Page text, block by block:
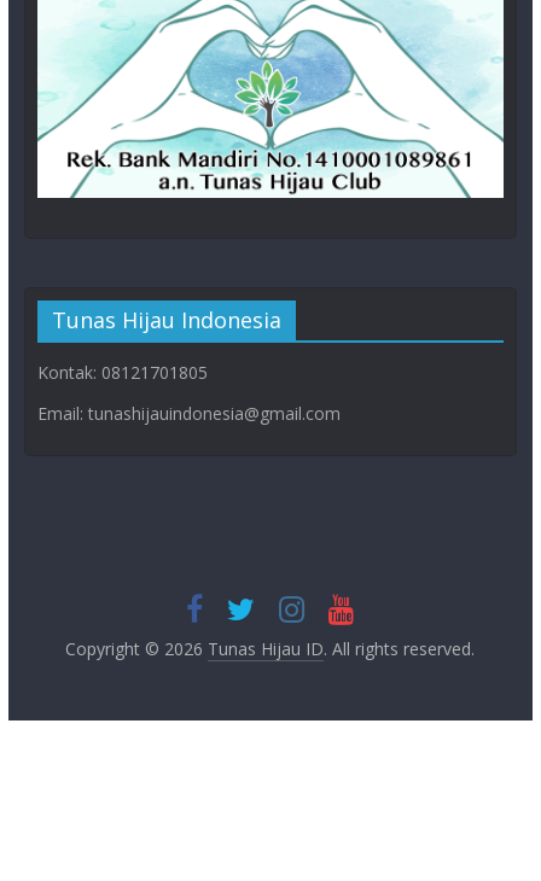
Tunas Hijau Indonesia
Kontak: 08121701805
Email: tunashijauindonesia@gmail.com
Copyright © 2026 Tunas Hijau ID. All rights reserved.